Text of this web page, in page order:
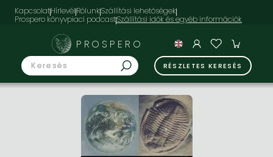
KapcsolatHírlevélRólunkSzállítási lehetőségek
Prospero könyvpiaci podcast
PROSPERO
RÉSZLETES KERESÉS